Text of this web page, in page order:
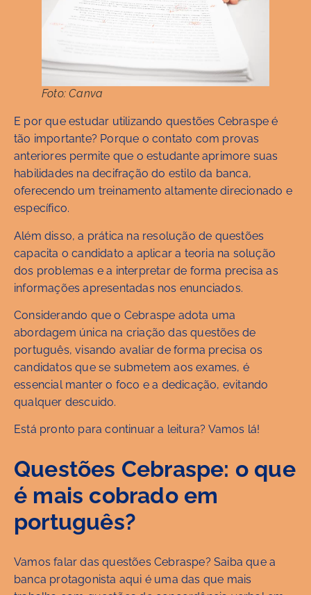
Foto: Canva
E por que estudar utilizando questões Cebraspe é
tão importante? Porque o contato com provas
anteriores permite que o estudante aprimore suas
habilidades na decifração do estilo da banca,
oferecendo um treinamento altamente direcionado e
específico.
Além disso, a prática na resolução de questões
capacita o candidato a aplicar a teoria na solução
dos problemas e a interpretar de forma precisa as
informações apresentadas nos enunciados.
Considerando que o Cebraspe adota uma
abordagem única na criação das questões de
português, visando avaliar de forma precisa os
candidatos que se submetem aos exames, é
essencial manter o foco e a dedicação, evitando
qualquer descuido.
Está pronto para continuar a leitura? Vamos lá!
Questões Cebraspe: o que
é mais cobrado em
português?
Vamos falar das questões Cebraspe? Saiba que a
banca protagonista aqui é uma das que mais